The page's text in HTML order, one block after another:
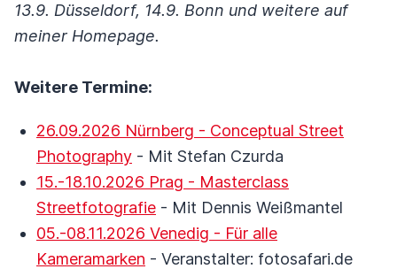
13.9. Düsseldorf, 14.9. Bonn und weitere auf
meiner Homepage.
Weitere Termine:
26.09.2026 Nürnberg - Conceptual Street
Photography - Mit Stefan Czurda
15.-18.10.2026 Prag - Masterclass
Streetfotografie - Mit Dennis Weißmantel
05.-08.11.2026 Venedig - Für alle
Kameramarken - Veranstalter: fotosafari.de